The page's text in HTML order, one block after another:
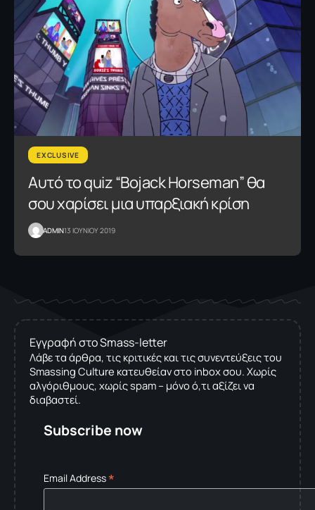
EXCLUSIVE
Αυτό το quiz “Bojack Horseman” θα
σου χαρίσει μια υπαρξιακή κρίση
ADMIN13 ΙΟΥΝΙΟΥ 2019
Εγγραφή στο Smass-letter
Λάβε τα άρθρα, τις κριτικές και τις συνεντεύξεις του
Smassing Culture κατευθείαν στο inbox σου. Χωρίς
αλγόριθμους, χωρίς spam – μόνο ό,τι αξίζει να
διαβαστεί.
Subscribe now
Email Address*